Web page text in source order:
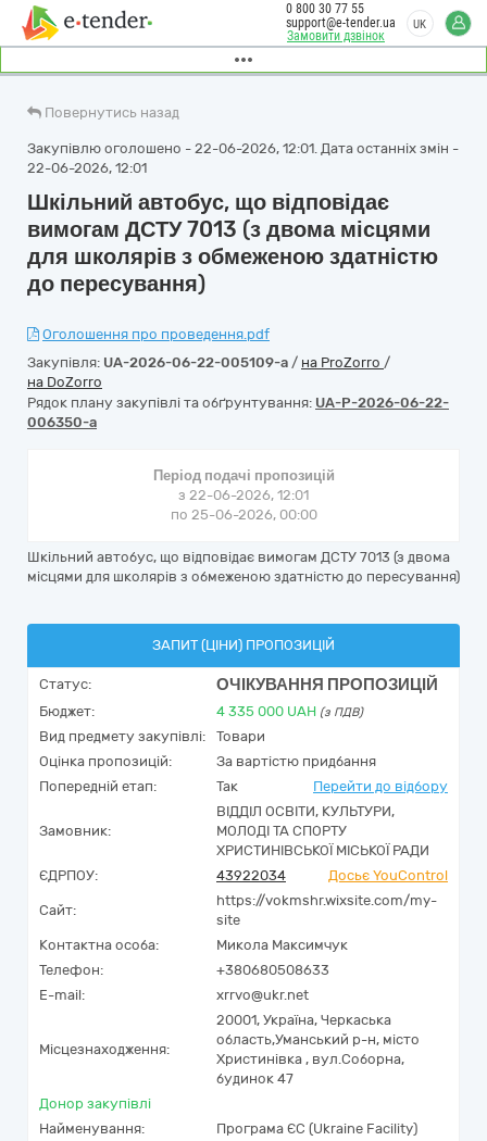
Замовити дзвінок
0 800 30 77 55
support@e-tender.ua
UK
Повернутись назад
Закупівлю оголошено - 22-06-2026, 12:01. Дата останніх змін -
22-06-2026, 12:01
Шкільний автобус, що відповідає
вимогам ДСТУ 7013 (з двома місцями
для школярів з обмеженою здатністю
до пересування)
Оголошення про проведення.pdf
Закупівля: UA-2026-06-22-005109-a / на ProZorro /
на DoZorro
Рядок плану закупівлі та обґрунтування: UA-P-2026-06-22-
006350-a
Період подачі пропозицій
з 22-06-2026, 12:01
по 25-06-2026, 00:00
Шкільний автобус, що відповідає вимогам ДСТУ 7013 (з двома
місцями для школярів з обмеженою здатністю до пересування)
ЗАПИТ (ЦІНИ) ПРОПОЗИЦІЙ
Статус: ОЧІКУВАННЯ ПРОПОЗИЦІЙ
Бюджет: 4 335 000 UAH (з ПДВ)
Вид предмету закупівлі:
Товари
Оцінка пропозицій:
За вартістю придбання
Попередній етап:
Так Перейти до відбору
Замовник:
ВІДДІЛ ОСВІТИ, КУЛЬТУРИ,
МОЛОДІ ТА СПОРТУ
ХРИСТИНІВСЬКОЇ МІСЬКОЇ РАДИ
ЄДРПОУ:
43922034 Досьє YouControl
Сайт:
https://vokmshr.wixsite.com/my-
site
Контактна особа:
Микола Максимчук
Телефон:
+380680508633
E-mail:
xrrvo@ukr.net
Місцезнаходження:
20001, Україна, Черкаська
область,Уманський р-н, місто
Христинівка , вул.Соборна,
будинок 47
Донор закупівлі
Найменування:
Програма ЄС (Ukraine Facility)